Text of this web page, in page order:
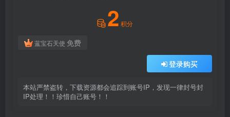
2 积分
蓝宝石天使 免费
登录购买
本站严禁盗转，下载资源都会追踪到账号IP，发现一律封号封
IP处理！！珍惜自己账号！！